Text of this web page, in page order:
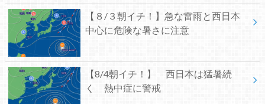
【８/３朝イチ！】急な雷雨と西日本
中心に危険な暑さに注意
【8/4朝イチ！】 西日本は猛暑続
く 熱中症に警戒